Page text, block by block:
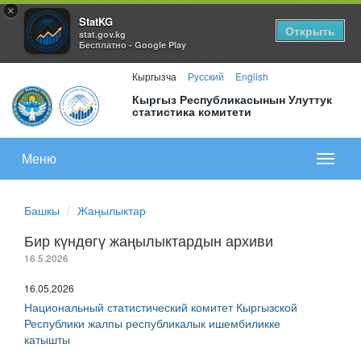
×
StatKG
stat.gov.kg
Бесплатно - Google Play
Открыть
Кыргызча Русский English
Кыргыз Республикасынын Улуттук
статистика комитети
меню
Меню
Башкы Жаңылыктар
Бир күндөгү жаңылыктардын архиви
16.5.2026
16.05.2026
Национальный статистический комитет Кыргызской
Республики жалпы республикалык ишембиликке
катышты